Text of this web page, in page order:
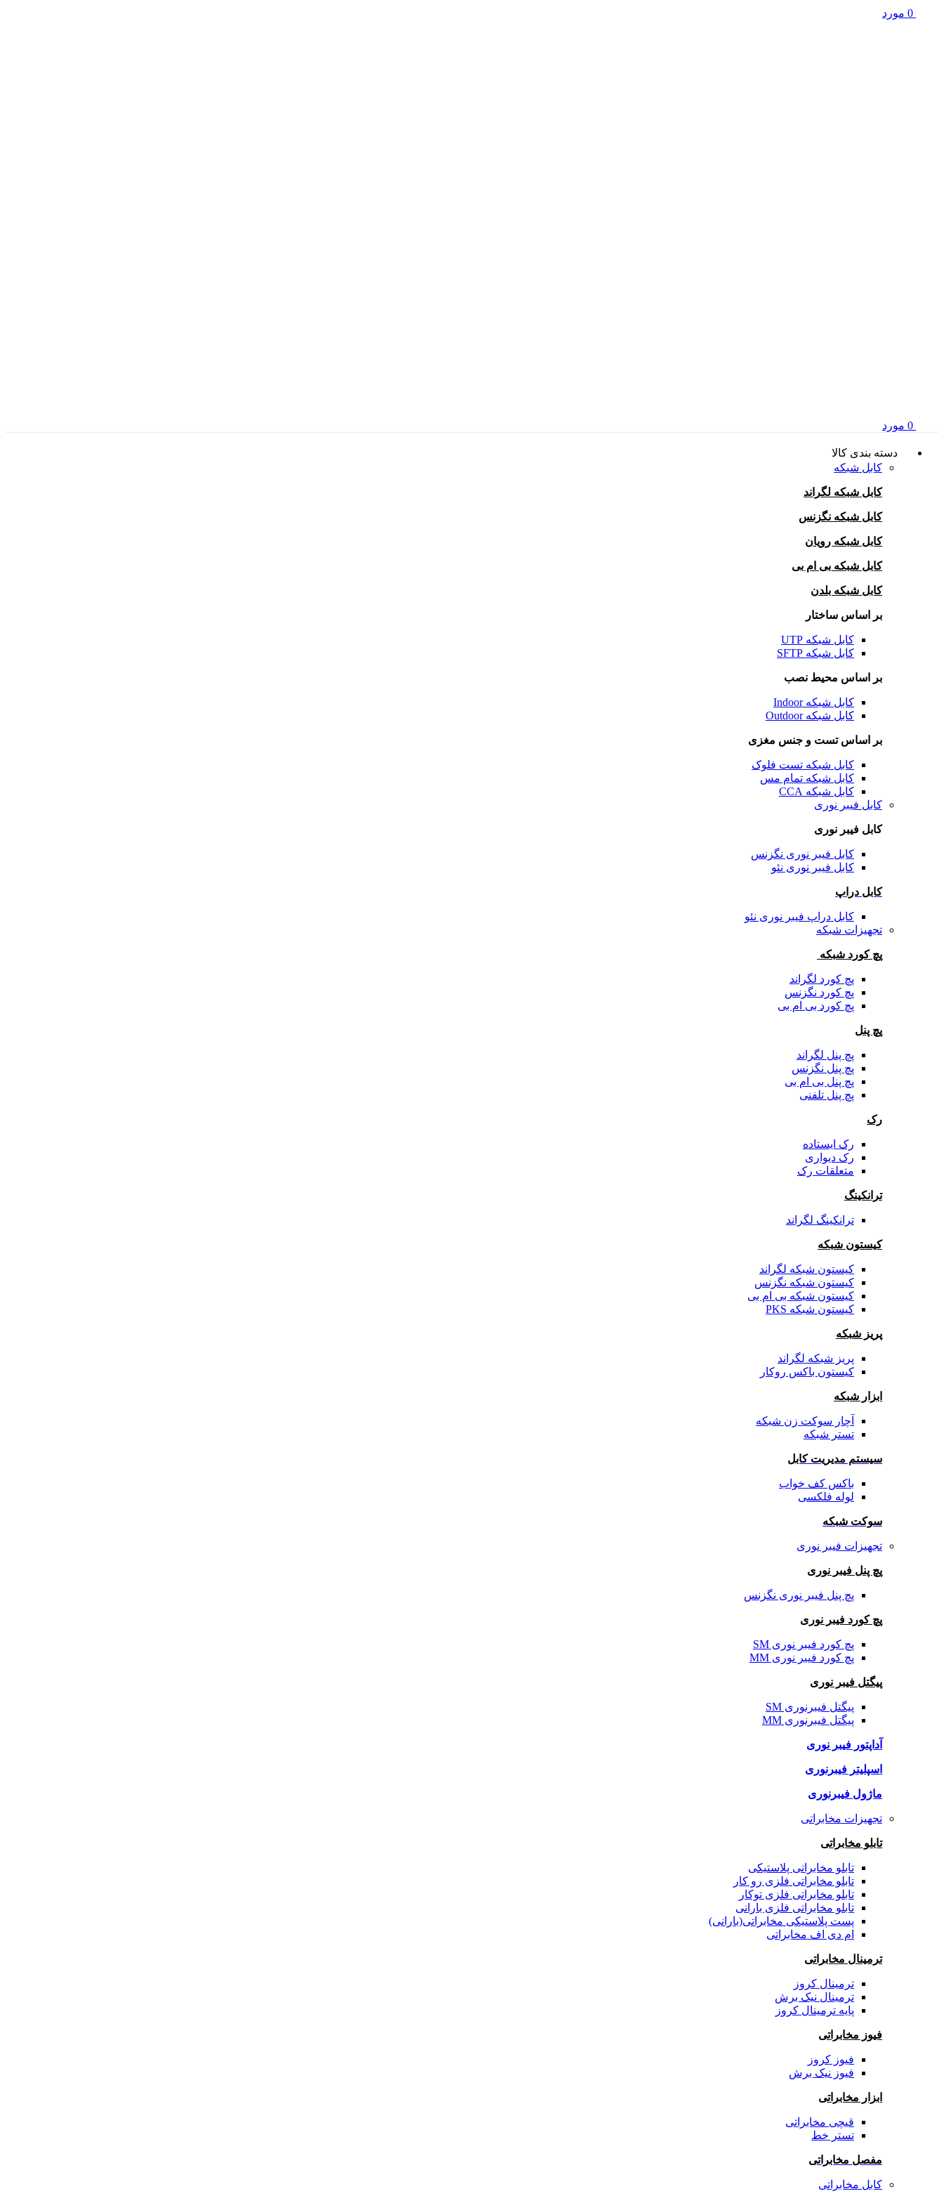
0 مورد
0 مورد
دسته بندی کالا
کابل شبکه
کابل شبکه لگراند
کابل شبکه نگزنس
کابل شبکه رویان
کابل شبکه بی ام بی
کابل شبکه بلدن
بر اساس ساختار
کابل شبکه UTP
کابل شبکه SFTP
بر اساس محیط نصب
کابل شبکه Indoor
کابل شبکه Outdoor
بر اساس تست و جنس مغزی
کابل شبکه تست فلوک
کابل شبکه تمام مس
کابل شبکه CCA
کابل فیبر نوری
کابل فیبر نوری
کابل فیبر نوری نگزنس
کابل فیبر نوری نئو
کابل دراپ
کابل دراپ فیبر نوری نئو
تجهیزات شبکه
پچ کورد شبکه
پچ کورد لگراند
پچ کورد نگزنس
پچ کورد بی ام بی
پچ پنل
پچ پنل لگراند
پچ پنل نگزنس
پچ پنل بی ام بی
پچ پنل تلفنی
رک
رک ایستاده
رک دیواری
متعلقات رک
ترانکینگ
ترانکینگ لگراند
کیستون شبکه
کیستون شبکه لگراند
کیستون شبکه نگزنس
کیستون شبکه بی ام بی
کیستون شبکه PKS
پریز شبکه
پریز شبکه لگراند
کیستون باکس روکار
ابزار شبکه
آچار سوکت زن شبکه
تستر شبکه
سیستم مدیریت کابل
باکس کف خواب
لوله فلکسی
سوکت شبکه
تجهیزات فیبر نوری
پچ پنل فیبر نوری
پچ پنل فیبر نوری نگزنس
پچ کورد فیبر نوری
پچ کورد فیبر نوری SM
پچ کورد فیبر نوری MM
پیگتل فیبر نوری
پیگتل فیبرنوری SM
پیگتل فیبرنوری MM
آداپتور فیبر نوری
اسپلیتر فیبرنوری
ماژول فیبرنوری
تجهیزات مخابراتی
تابلو مخابراتی
تابلو مخابراتی پلاستیکی
تابلو مخابراتی فلزی رو کار
تابلو مخابراتی فلزی توکار
تابلو مخابراتی فلزی بارانی
پست پلاستیکی مخابراتی(بارانی)
ام دی اف مخابراتی
ترمینال مخابراتی
ترمینال کروز
ترمینال نیک برش
پایه ترمینال کروز
فیوز مخابراتی
فیوز کروز
فیوز نیک برش
ابزار مخابراتی
قیچی مخابراتی
تستر خط
مفصل مخابراتی
کابل مخابراتی